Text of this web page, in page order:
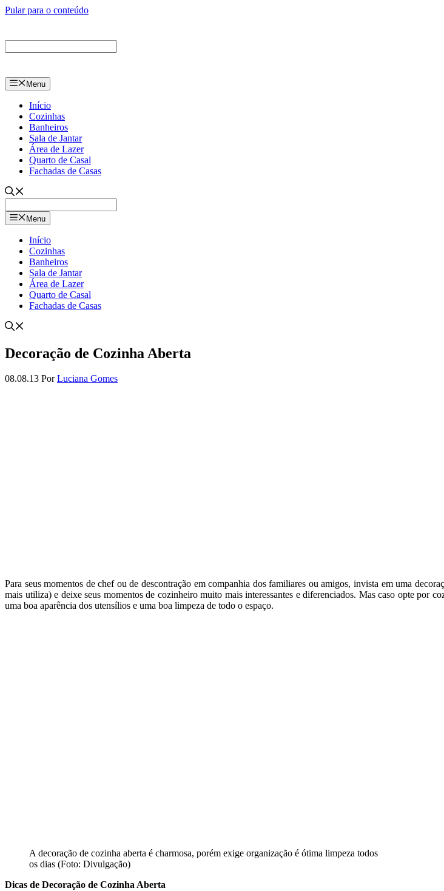
Pular para o conteúdo
Menu
Início
Cozinhas
Banheiros
Sala de Jantar
Área de Lazer
Quarto de Casal
Fachadas de Casas
Menu
Início
Cozinhas
Banheiros
Sala de Jantar
Área de Lazer
Quarto de Casal
Fachadas de Casas
Decoração de Cozinha Aberta
08.08.13 PorLuciana Gomes
Para seus momentos de chef ou de descontração em companhia dos familiares ou amigos, invista em uma
mais utiliza) e deixe seus momentos de cozinheiro muito mais interessantes e diferenciados. Mas caso opte por
uma boa aparência dos utensílios e uma boa limpeza de todo o espaço.
A decoração de cozinha aberta é charmosa, porém exige organização é ótima limpeza todos
os dias (Foto: Divulgação)
Dicas de Decoração de Cozinha Aberta